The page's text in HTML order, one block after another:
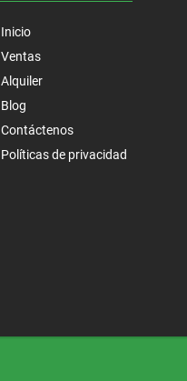
Inicio
Ventas
Alquiler
Blog
Contáctenos
Políticas de privacidad